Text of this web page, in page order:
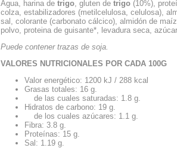
Agua, harina de trigo, gluten de trigo (10%),
colza, estabilizadores (metilcelulosa, celulosa),
sal, colorante (carbonato cálcico), almidón de
polvo, proteina de guisante*, levadura seca,
Puede contener trazas de soja.
VALORES NUTRICIONALES POR CADA 100G
Valor energético: 1200 kJ / 288 kcal
Grasas totales: 16 g.
de las cuales saturadas: 1.8 g.
Hidratos de carbono: 19 g.
de los cuales azúcares: 1.1 g.
Fibra: 3.8 g.
Proteínas: 15 g.
Sal: 1.19 g.